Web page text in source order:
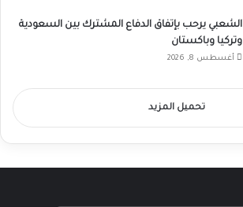
الشعبي يرحب بإتفاق الدفاع المشترك بين السعودية
وتركيا وباكستان
أغسطس 8, 2026
تحميل المزيد